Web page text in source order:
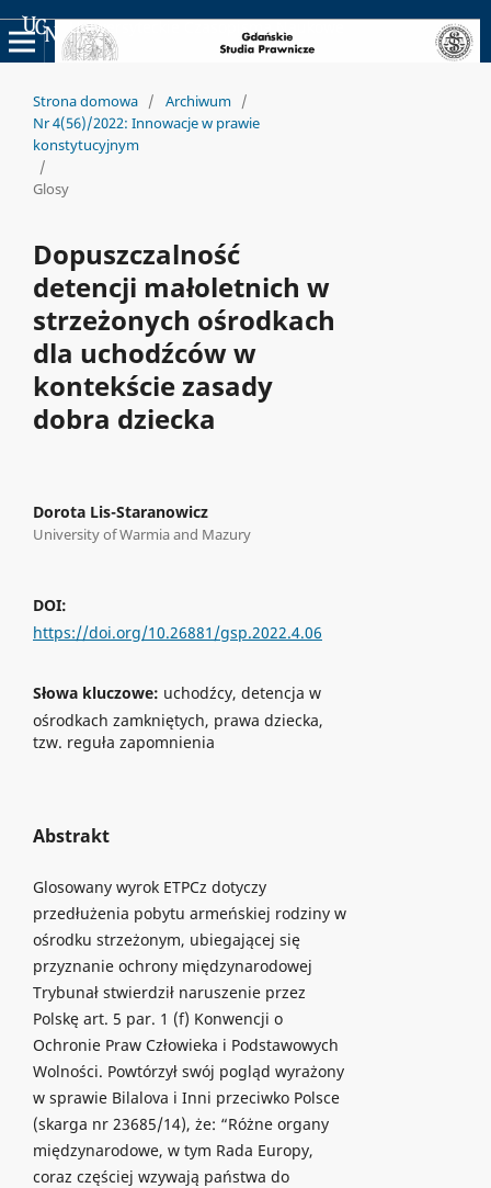
Uniwersyteckie Czasopisma Naukowe
Strona domowa / Archiwum /
Nr 4(56)/2022: Innowacje w prawie
konstytucyjnym
/
Glosy
Dopuszczalność
detencji małoletnich w
strzeżonych ośrodkach
dla uchodźców w
kontekście zasady
dobra dziecka
Dorota Lis-Staranowicz
University of Warmia and Mazury
DOI:
https://doi.org/10.26881/gsp.2022.4.06
Słowa kluczowe: uchodźcy, detencja w
ośrodkach zamkniętych, prawa dziecka,
tzw. reguła zapomnienia
Abstrakt
Glosowany wyrok ETPCz dotyczy
przedłużenia pobytu armeńskiej rodziny w
ośrodku strzeżonym, ubiegającej się
przyznanie ochrony międzynarodowej
Trybunał stwierdził naruszenie przez
Polskę art. 5 par. 1 (f) Konwencji o
Ochronie Praw Człowieka i Podstawowych
Wolności. Powtórzył swój pogląd wyrażony
w sprawie Bilalova i Inni przeciwko Polsce
(skarga nr 23685/14), że: “Różne organy
międzynarodowe, w tym Rada Europy,
coraz częściej wzywają państwa do